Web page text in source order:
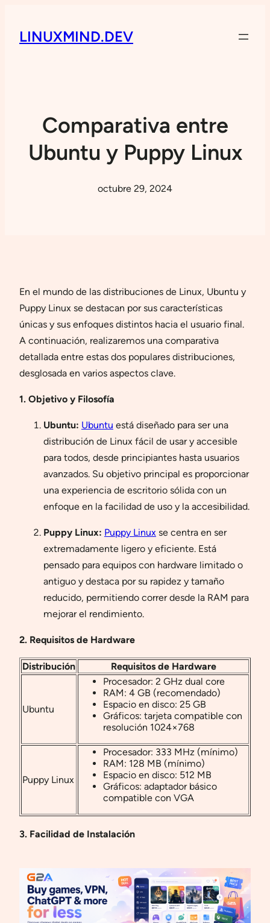
LINUXMIND.DEV
Comparativa entre
Ubuntu y Puppy Linux
octubre 29, 2024
En el mundo de las distribuciones de Linux, Ubuntu y
Puppy Linux se destacan por sus características
únicas y sus enfoques distintos hacia el usuario final.
A continuación, realizaremos una comparativa
detallada entre estas dos populares distribuciones,
desglosada en varios aspectos clave.
1. Objetivo y Filosofía
Ubuntu: Ubuntu está diseñado para ser una
distribución de Linux fácil de usar y accesible
para todos, desde principiantes hasta usuarios
avanzados. Su objetivo principal es proporcionar
una experiencia de escritorio sólida con un
enfoque en la facilidad de uso y la accesibilidad.
Puppy Linux: Puppy Linux se centra en ser
extremadamente ligero y eficiente. Está
pensado para equipos con hardware limitado o
antiguo y destaca por su rapidez y tamaño
reducido, permitiendo correr desde la RAM para
mejorar el rendimiento.
2. Requisitos de Hardware
Distribución Requisitos de Hardware
Ubuntu
Procesador: 2 GHz dual core
RAM: 4 GB (recomendado)
Espacio en disco: 25 GB
Gráficos: tarjeta compatible con
resolución 1024×768
Puppy Linux
Procesador: 333 MHz (mínimo)
RAM: 128 MB (mínimo)
Espacio en disco: 512 MB
Gráficos: adaptador básico
compatible con VGA
3. Facilidad de Instalación